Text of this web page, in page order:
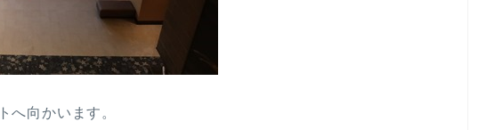
へ向かいます。